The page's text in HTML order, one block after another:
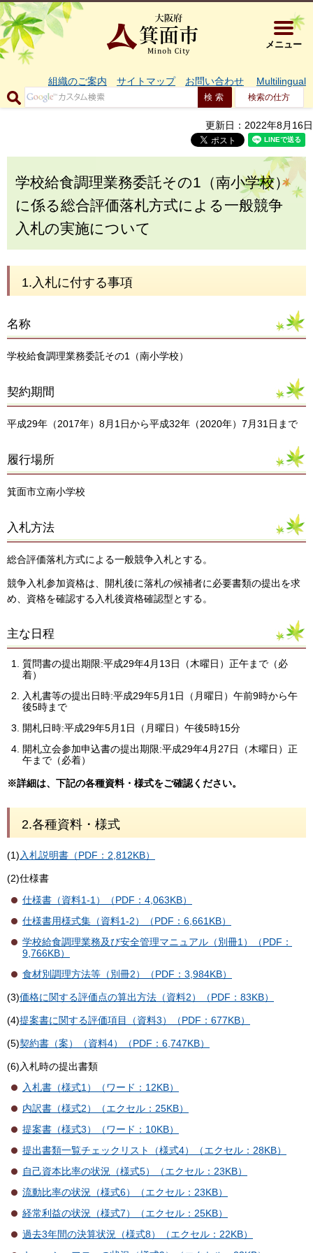
大阪府箕
メニュー
組織のご案内 サイトマップ お問い合わせ Multilingual
検索の仕方
更新日：2022年8月16日
学校給食調理業務委託その1（南小学校）
に係る総合評価落札方式による一般競争
入札の実施について
1.入札に付する事項
名称
学校給食調理業務委託その1（南小学校）
契約期間
平成29年（2017年）8月1日から平成32年（2020年）7月31日まで
履行場所
箕面市立南小学校
入札方法
総合評価落札方式による一般競争入札とする。
競争入札参加資格は、開札後に落札の候補者に必要書類の提出を求
め、資格を確認する入札後資格確認型とする。
主な日程
質問書の提出期限:平成29年4月13日（木曜日）正午まで（必
着）
入札書等の提出日時:平成29年5月1日（月曜日）午前9時から午
後5時まで
開札日時:平成29年5月1日（月曜日）午後5時15分
開札立会参加申込書の提出期限:平成29年4月27日（木曜日）正
午まで（必着）
※詳細は、下記の各種資料・様式をご確認ください。
2.各種資料・様式
(1)入札説明書（PDF：2,812KB）
(2)仕様書
仕様書（資料1-1）（PDF：4,063KB）
仕様書用様式集（資料1-2）（PDF：6,661KB）
学校給食調理業務及び安全管理マニュアル（別冊1）（PDF：
9,766KB）
食材別調理方法等（別冊2）（PDF：3,984KB）
(3)価格に関する評価点の算出方法（資料2）（PDF：83KB）
(4)提案書に関する評価項目（資料3）（PDF：677KB）
(5)契約書（案）（資料4）（PDF：6,747KB）
(6)入札時の提出書類
入札書（様式1）（ワード：12KB）
内訳書（様式2）（エクセル：25KB）
提案書（様式3）（ワード：10KB）
提出書類一覧チェックリスト（様式4）（エクセル：28KB）
自己資本比率の状況（様式5）（エクセル：23KB）
流動比率の状況（様式6）（エクセル：23KB）
経常利益の状況（様式7）（エクセル：25KB）
過去3年間の決算状況（様式8）（エクセル：22KB）